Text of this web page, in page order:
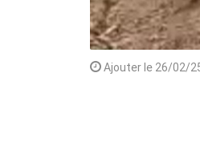
Ajouter le 26/02/